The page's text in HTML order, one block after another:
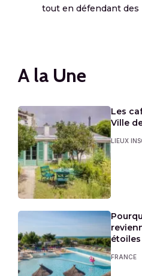
tout en défendant des
A la Une
Les
Ville
LIEUX
FRANCE